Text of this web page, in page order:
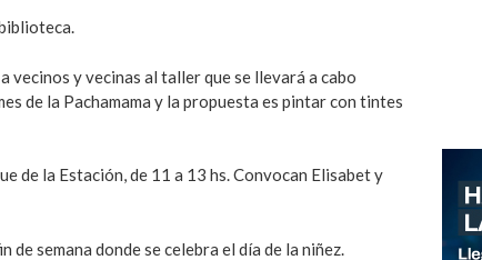
vecinos y vecinas al taller que se llevará a cabo
de la Pachamama y la propuesta es pintar con tintes
de la Estación, de 11 a 13 hs. Convocan Elisabet y
semana donde se celebra el día de la niñez.